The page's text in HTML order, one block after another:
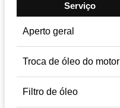
Serviço
Aperto geral
Troca de óleo do motor
Filtro de óleo